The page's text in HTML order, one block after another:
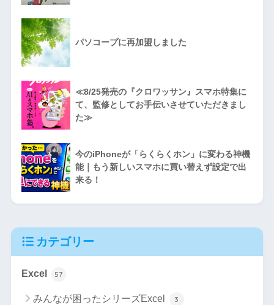
パソコープに再加盟しました
≪8/25発売の『クロワッサン』スマホ特集に
て、監修としてお手伝いさせていただきまし
た≫
今のiPhoneが「らくらくホン」に変わる神機
能｜もう新しいスマホに買い替えず設定で出
来る！
カテゴリー
Excel 57
みんなが困ったシリーズExcel 3